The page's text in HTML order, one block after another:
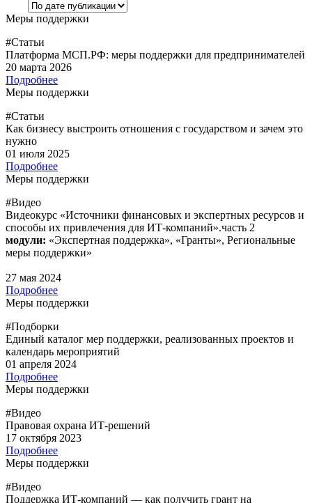
Меры поддержки
#Статьи
Платформа МСП.РФ: меры поддержки для предпринимателей
20 марта 2026
Подробнее
Меры поддержки
#Статьи
Как бизнесу выстроить отношения с государством и зачем это
нужно
01 июля 2025
Подробнее
Меры поддержки
#Видео
Видеокурс «Источники финансовых и экспертных ресурсов и
способы их привлечения для ИТ-компаний».часть 2
модули: «Экспертная поддержка», «Гранты», Региональные
меры поддержки»
27 мая 2024
Подробнее
Меры поддержки
#Подборки
Единый каталог мер поддержки, реализованных проектов и
календарь мероприятий
01 апреля 2024
Подробнее
Меры поддержки
#Видео
Правовая охрана ИТ-решений
17 октября 2023
Подробнее
Меры поддержки
#Видео
Поддержка ИТ-компаний — как получить грант на